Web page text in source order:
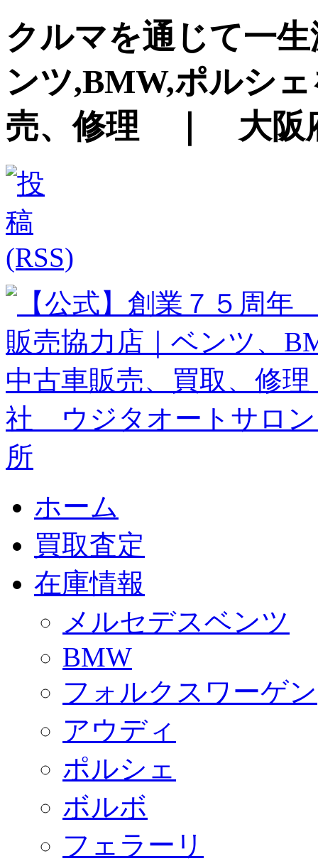
クルマを通じて一
ンツ,BMW,ポルシ
売、修理 ｜ 大阪
ホーム
買取査定
在庫情報
メルセデスベンツ
BMW
フォルクスワーゲン
アウディ
ポルシェ
ボルボ
フェラーリ